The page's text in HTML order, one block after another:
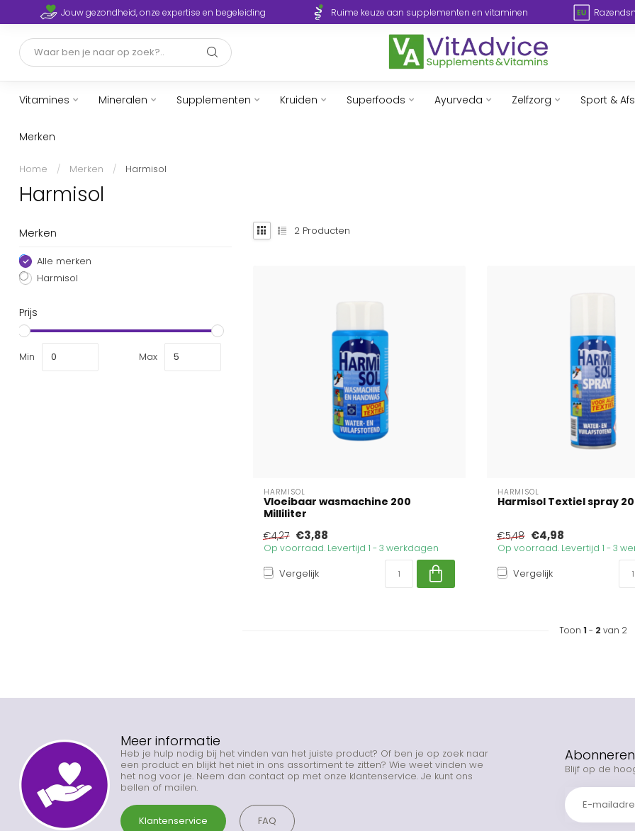
Jouw gezondheid, onze expertise en begeleiding Ruime keuze aan supplementen en vitaminen
Vitamines Mineralen Supplementen Kruiden Superfoods Ayurveda Zelfzorg Sport &
Merken
Home / Merken / Harmisol
Harmisol
Merken
Alle merken
Harmisol
Prijs
Min Max
2 Producten
HARMISOL
Vloeibaar wasmachine 200
Milliliter
€4,27 €3,88
Op voorraad. Levertijd 1 - 3 werkdagen
Vergelijk
HARMISOL
Harmisol Textiel spray
€5,48 €4,98
Op voorraad. Levertijd 1 - 3
Vergelijk
Toon 1 - 2 van 2
Meer informatie
Heb je hulp nodig bij het vinden van het juiste product? Of ben je op zoek naar
een product en blijkt het niet in ons assortiment te zitten? Wie weet vinden we
het nog voor je. Neem dan contact op met onze klantenservice. Je kunt ons
bellen of mailen.
Klantenservice FAQ
Blijf op de